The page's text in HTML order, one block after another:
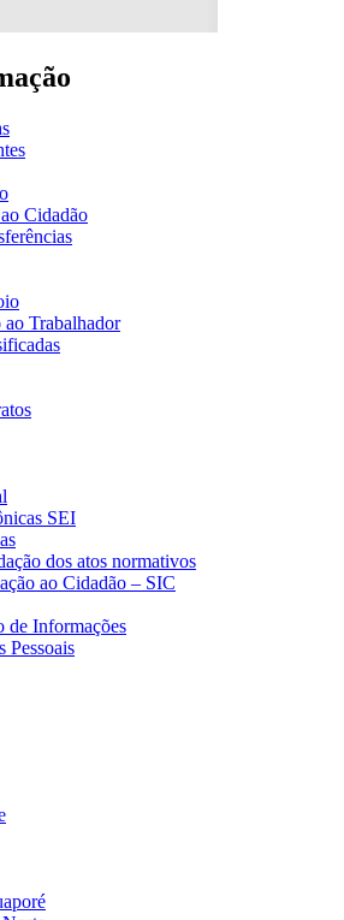
Cidadão
Trabalhador
SEI
dos atos normativos
ao Cidadão – SIC
de Informações
Pessoais